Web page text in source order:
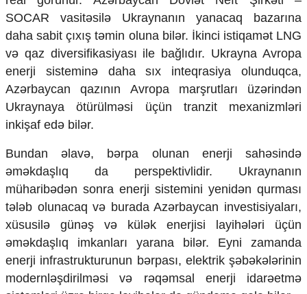
SOCAR vasitəsilə Ukraynanın yanacaq bazarına
daha sabit çıxış təmin oluna bilər. İkinci istiqamət LNG
və qaz diversifikasiyası ile bağlıdır. Ukrayna Avropa
enerji sisteminə daha sıx inteqrasiya olunduqca,
Azərbaycan qazının Avropa marşrutları üzərindən
Ukraynaya ötürülməsi üçün tranzit mexanizmləri
inkişaf edə bilər.
​Bundan əlavə, bərpa olunan enerji sahəsində
əməkdaşlıq da perspektivlidir. Ukraynanın
müharibədən sonra enerji sistemini yenidən qurması
tələb olunacaq və burada Azərbaycan investisiyaları,
xüsusilə günəş və külək enerjisi layihələri üçün
əməkdaşlıq imkanları yarana bilər. Eyni zamanda
enerji infrastrukturunun bərpası, elektrik şəbəkələrinin
modernləşdirilməsi və rəqəmsal enerji idarəetmə